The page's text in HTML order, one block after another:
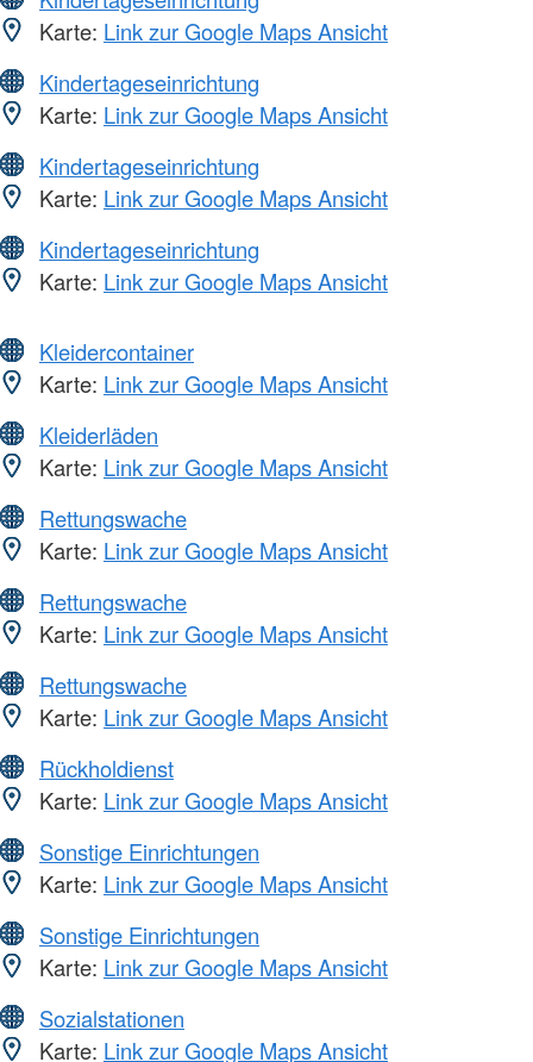
Karte: Link zur Google Maps Ansicht
Kindertageseinrichtung
Karte: Link zur Google Maps Ansicht
Kindertageseinrichtung
Karte: Link zur Google Maps Ansicht
Kindertageseinrichtung
Karte: Link zur Google Maps Ansicht
Kleidercontainer
Karte: Link zur Google Maps Ansicht
Kleiderläden
Karte: Link zur Google Maps Ansicht
Rettungswache
Karte: Link zur Google Maps Ansicht
Rettungswache
Karte: Link zur Google Maps Ansicht
Rettungswache
Karte: Link zur Google Maps Ansicht
Rückholdienst
Karte: Link zur Google Maps Ansicht
Sonstige Einrichtungen
Karte: Link zur Google Maps Ansicht
Sonstige Einrichtungen
Karte: Link zur Google Maps Ansicht
Sozialstationen
Karte: Link zur Google Maps Ansicht